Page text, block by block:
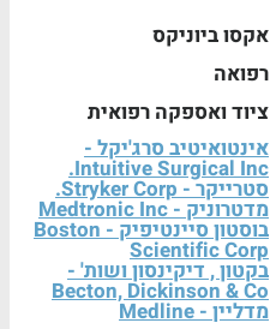
אקסו ביוניקס
רפואה
ציוד ואספקה רפואית
אינטואיטיב סרג'יקל -
Intuitive Surgical Inc.
סטרייקר - Stryker Corp.
מדטרוניק - Medtronic Inc
בוסטון סיינטיפיק - Boston
Scientific Corp
בקטון , דיקינסון ושות' -
Becton, Dickinson & Co
מדליין - Medline